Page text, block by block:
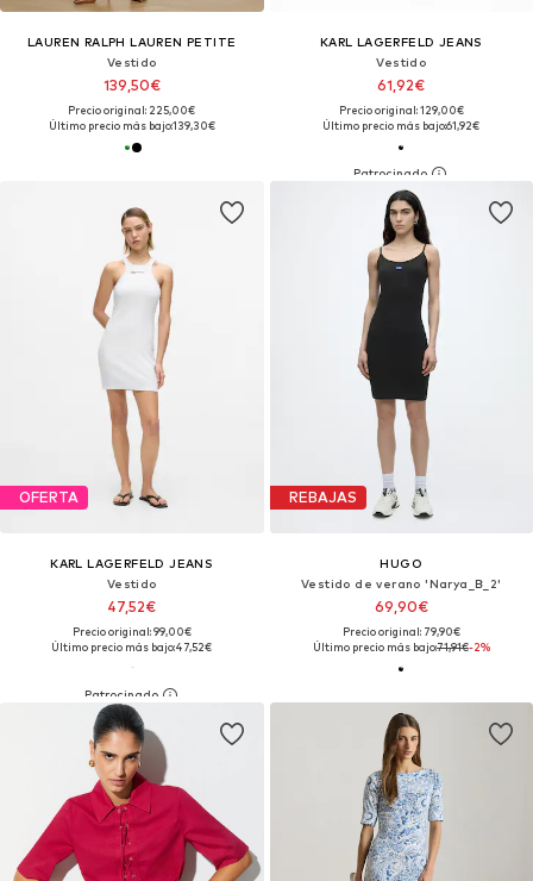
LAUREN RALPH LAUREN PETITE
Vestido
139,50€
Precio original: 225,00€
Último precio más bajo:139,30€
KARL LAGERFELD JEANS
Vestido
61,92€
Precio original: 129,00€
Último precio más bajo:61,92€
OFERTA
KARL LAGERFELD JEANS
Vestido
47,52€
Precio original: 99,00€
Último precio más bajo:47,52€
REBAJAS
HUGO
Vestido de verano 'Narya_B_2'
69,90€
Precio original: 79,90€
Último precio más bajo:71,91€-2%